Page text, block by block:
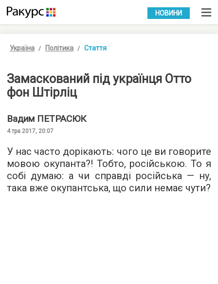
УКР РУС
НОВИНИ
Україна Політика Стаття
Замаскований під українця Отто
фон Штірліц
Вадим ПЕТРАСЮК
4 тра 2017, 20:07
У нас часто дорікають: чого це ви говорите
мовою окупанта?! Тобто, російською. То я
собі думаю: а чи справді російська — ну,
така вже окупантська, що сили немає чути?